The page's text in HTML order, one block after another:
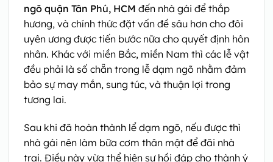
ngõ quận Tân Phú, HCM đến nhà gái để thắp
hương, và chính thức đặt vấn đề sâu hơn cho đôi
uyên ương được tiến bước nữa cho quyết định hôn
nhân. Khác với miền Bắc, miền Nam thì các lễ vật
đều phải là số chẵn trong lễ dạm ngõ nhằm đảm
bảo sự may mắn, sung túc, và thuận lợi trong
tương lai.
Sau khi đã hoàn thành lể dạm ngõ, nếu được thì
nhà gái nên làm bữa cơm thân mật để đãi nhà
trai. Điều này vừa thể hiện sự hồi đáp cho thành ý